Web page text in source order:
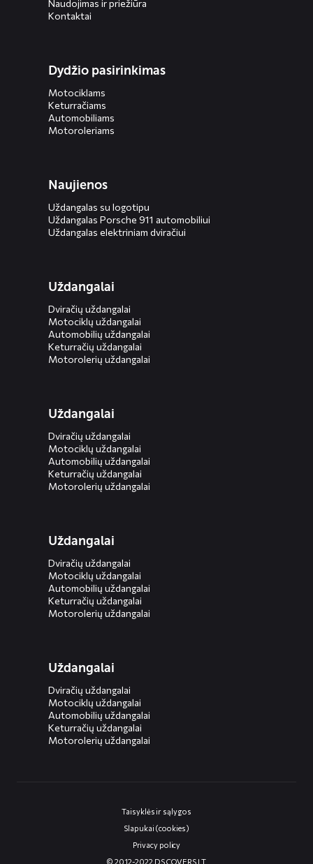
Naudojimas ir priežiūra
Kontaktai
Dydžio pasirinkimas
Motociklams
Keturračiams
Automobiliams
Motoroleriams
Naujienos
Uždangalas su logotipu
Uždangalas Porsche 911 automobiliui
Uždangalas elektriniam dviračiui
Uždangalai
Dviračių uždangalai
Motociklų uždangalai
Automobilių uždangalai
Keturračių uždangalai
Motorolerių uždangalai
Uždangalai
Dviračių uždangalai
Motociklų uždangalai
Automobilių uždangalai
Keturračių uždangalai
Motorolerių uždangalai
Uždangalai
Dviračių uždangalai
Motociklų uždangalai
Automobilių uždangalai
Keturračių uždangalai
Motorolerių uždangalai
Uždangalai
Dviračių uždangalai
Motociklų uždangalai
Automobilių uždangalai
Keturračių uždangalai
Motorolerių uždangalai
Taisyklės ir sąlygos
Slapukai (cookies)
Privacy policy
© 2012-2022 DS COVERS LT